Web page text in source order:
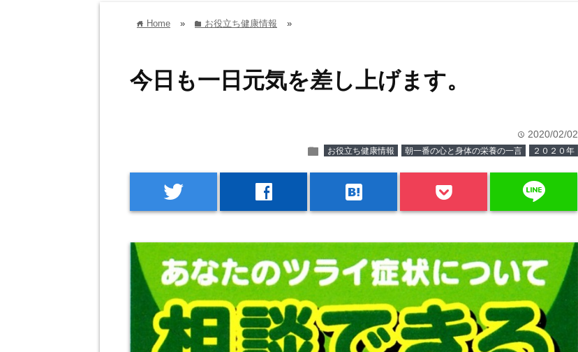
home Home » folder お役立ち健康情報 »
今日も一日元気を差し上げます。
time 2020/02/02
folder お役立ち健康情報 朝一番の心と身体の栄養の一言 ２０２０年
twitter facebook hatenabookmark line